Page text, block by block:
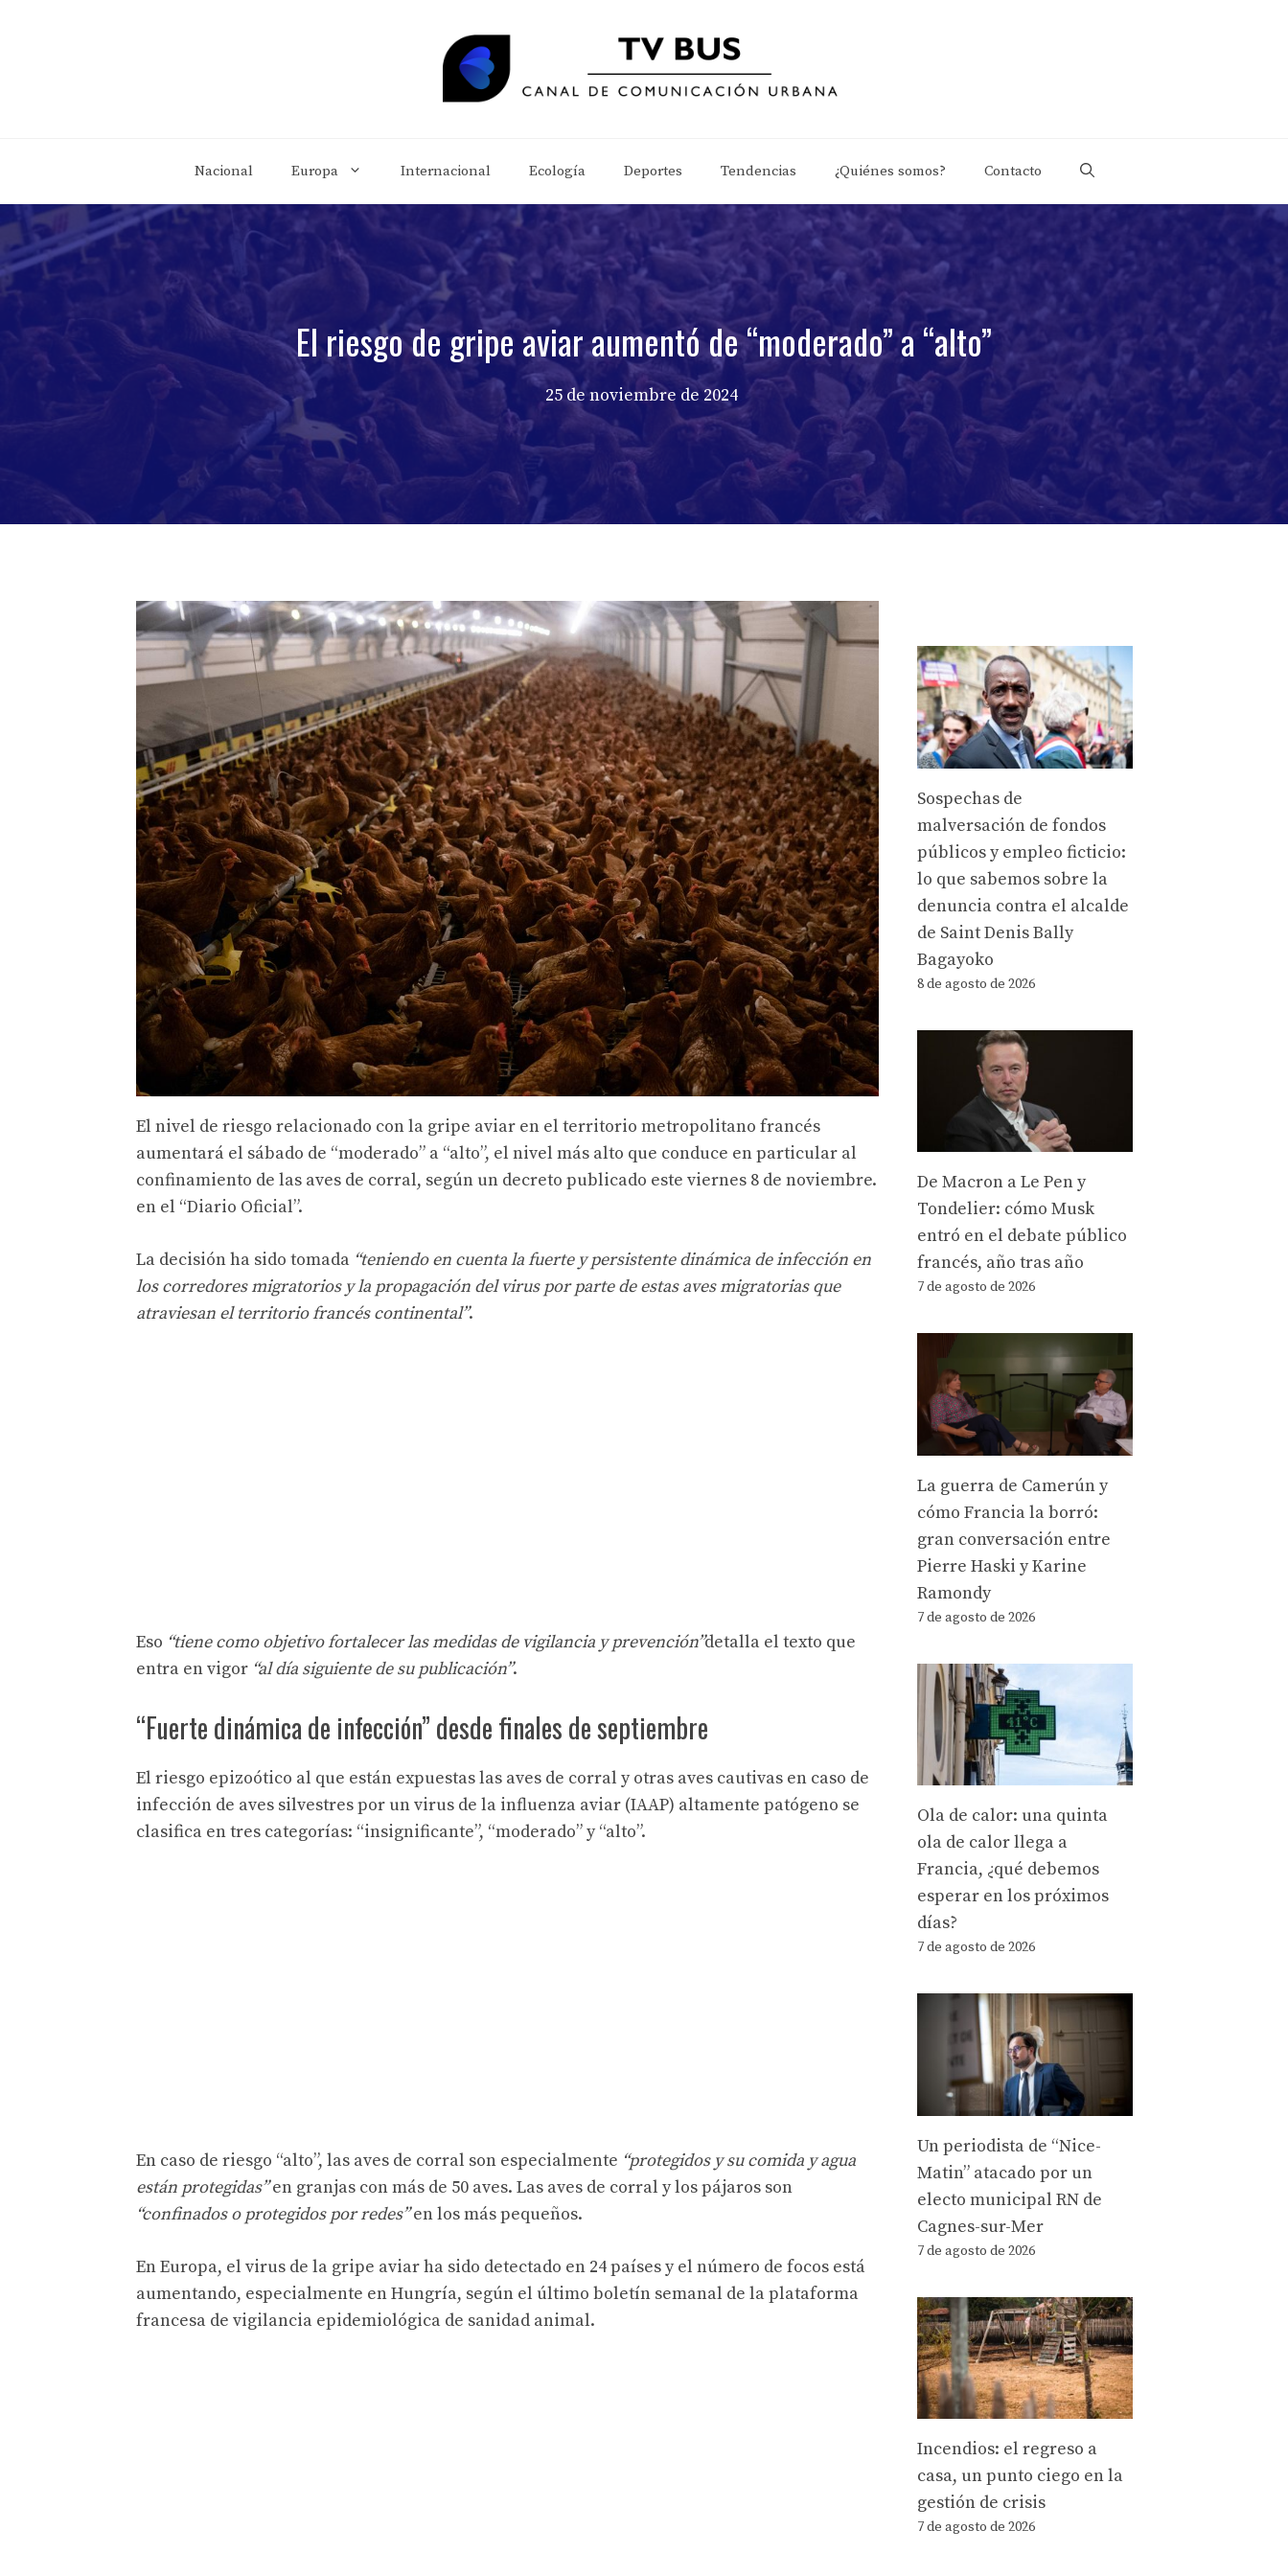
Nacional Europa Internacional Ecología Deportes Tendencias ¿Quiénes somos? Contacto
El riesgo de gripe aviar aumentó de “moderado” a “alto”
25 de noviembre de 2024
El nivel de riesgo relacionado con la gripe aviar en el territorio metropolitano francés
aumentará el sábado de “moderado” a “alto”, el nivel más alto que conduce en particular al
confinamiento de las aves de corral, según un decreto publicado este viernes 8 de noviembre.
en el “Diario Oficial”.
La decisión ha sido tomada “teniendo en cuenta la fuerte y persistente dinámica de infección en
los corredores migratorios y la propagación del virus por parte de estas aves migratorias que
atraviesan el territorio francés continental”.
Eso “tiene como objetivo fortalecer las medidas de vigilancia y prevención”detalla el texto que
entra en vigor “al día siguiente de su publicación”.
“Fuerte dinámica de infección” desde finales de septiembre
El riesgo epizoótico al que están expuestas las aves de corral y otras aves cautivas en caso de
infección de aves silvestres por un virus de la influenza aviar (IAAP) altamente patógeno se
clasifica en tres categorías: “insignificante”, “moderado” y “alto”.
En caso de riesgo “alto”, las aves de corral son especialmente “protegidos y su comida y agua
están protegidas”en granjas con más de 50 aves. Las aves de corral y los pájaros son
“confinados o protegidos por redes”en los más pequeños.
En Europa, el virus de la gripe aviar ha sido detectado en 24 países y el número de focos está
aumentando, especialmente en Hungría, según el último boletín semanal de la plataforma
francesa de vigilancia epidemiológica de sanidad animal.
Sospechas de
malversación de fondos
públicos y empleo ficticio:
lo que sabemos sobre la
denuncia contra el alcalde
de Saint Denis Bally
Bagayoko
8 de agosto de 2026
De Macron a Le Pen y
Tondelier: cómo Musk
entró en el debate público
francés, año tras año
7 de agosto de 2026
La guerra de Camerún y
cómo Francia la borró:
gran conversación entre
Pierre Haski y Karine
Ramondy
7 de agosto de 2026
Ola de calor: una quinta
ola de calor llega a
Francia, ¿qué debemos
esperar en los próximos
días?
7 de agosto de 2026
Un periodista de “Nice-
Matin” atacado por un
electo municipal RN de
Cagnes-sur-Mer
7 de agosto de 2026
Incendios: el regreso a
casa, un punto ciego en la
gestión de crisis
7 de agosto de 2026